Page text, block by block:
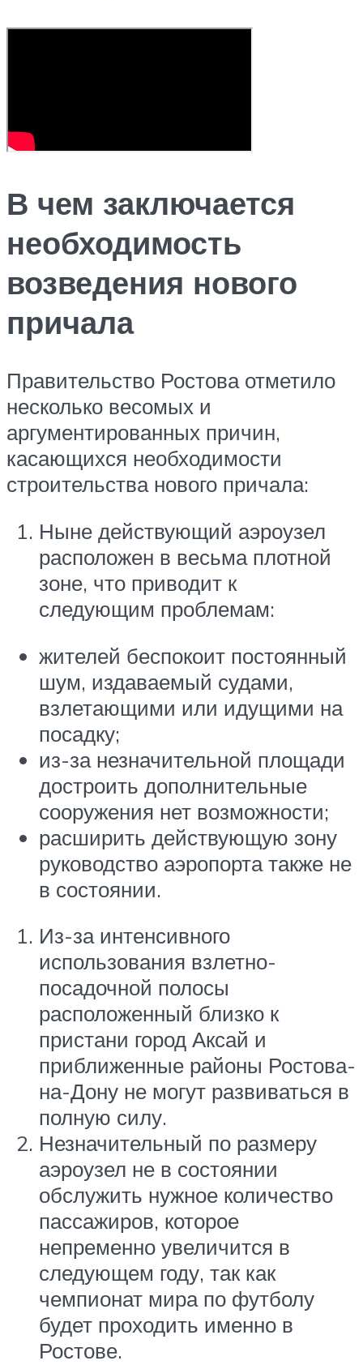
В чем заключается
необходимость
возведения нового
причала
Правительство Ростова отметило
несколько весомых и
аргументированных причин,
касающихся необходимости
строительства нового причала:
Ныне действующий аэроузел
расположен в весьма плотной
зоне, что приводит к
следующим проблемам:
жителей беспокоит постоянный
шум, издаваемый судами,
взлетающими или идущими на
посадку;
из-за незначительной площади
достроить дополнительные
сооружения нет возможности;
расширить действующую зону
руководство аэропорта также не
в состоянии.
Из-за интенсивного
использования взлетно-
посадочной полосы
расположенный близко к
пристани город Аксай и
приближенные районы Ростова-
на-Дону не могут развиваться в
полную силу.
Незначительный по размеру
аэроузел не в состоянии
обслужить нужное количество
пассажиров, которое
непременно увеличится в
следующем году, так как
чемпионат мира по футболу
будет проходить именно в
Ростове.